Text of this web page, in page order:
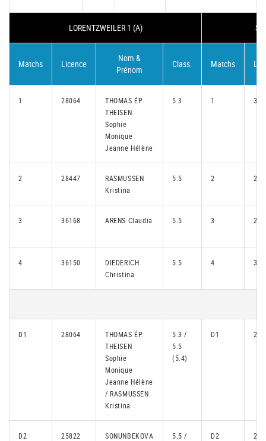
LORENTZWEILER 1 (A)
Matchs Licence
Nom &
Prénom
Class. Matchs
1 28064
THOMAS ÉP.
THEISEN
Sophie
Monique
Jeanne Hélène
5.3 1
2 28447
RASMUSSEN
Kristina
5.5 2
3 36168 ARENS Claudia 5.5 3
4 36150
DIEDERICH
Christina
5.5 4
D1 28064
THOMAS ÉP.
THEISEN
Sophie
Monique
Jeanne Hélène
/ RASMUSSEN
Kristina
5.3 /
5.5
(5.4)
D1
D2 25822
SONUNBEKOVA
5.5 /
D2